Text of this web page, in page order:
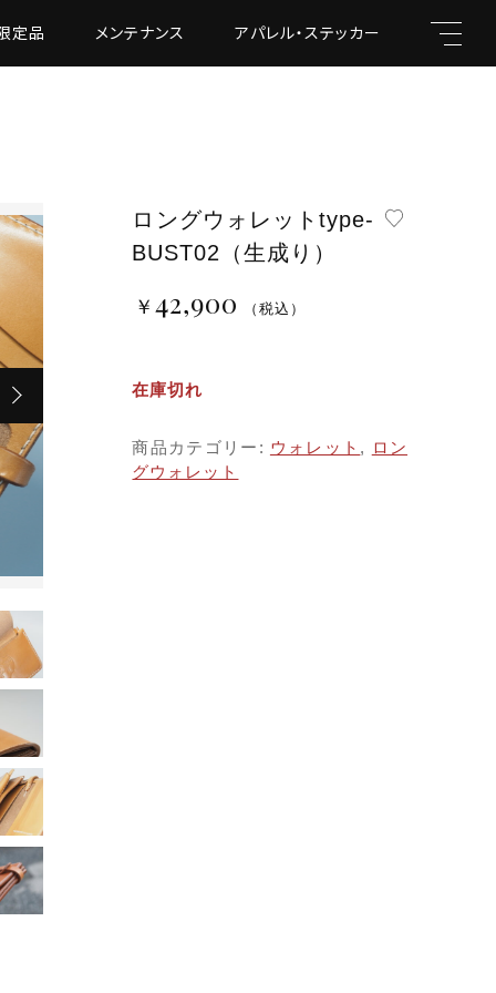
定品 メンテナンス アパレル・ステッカー
ロングウォレットtype-
BUST02（生成り）
￥42,900 （税込）
在庫切れ
商品カテゴリー: ウォレット , ロン
グウォレット
る
キーワード
親カテゴリ
並び順
その他